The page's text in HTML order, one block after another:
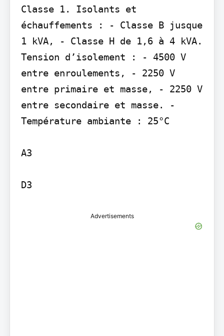
Classe 1. Isolants et
échauffements : - Classe B jusque
1 kVA, - Classe H de 1,6 à 4 kVA.
Tension d’isolement : - 4500 V
entre enroulements, - 2250 V
entre primaire et masse, - 2250 V
entre secondaire et masse. -
Température ambiante : 25°C
A3
Advertisements